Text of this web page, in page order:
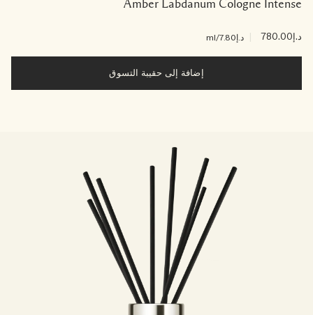
Amber Labdanum Cologne Intense
د.إ780.00 د.إ7.80 /ml
إضافة إلى حقيبة التسوق